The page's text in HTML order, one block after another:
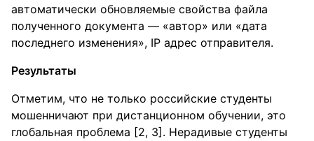
автоматически обновляемые свойства файла
полученного документа — «автор» или «дата
последнего изменения», IP адрес отправителя.
Результаты
Отметим, что не только российские студенты
мошенничают при дистанционном обучении, это
глобальная проблема [2, 3]. Нерадивые студенты